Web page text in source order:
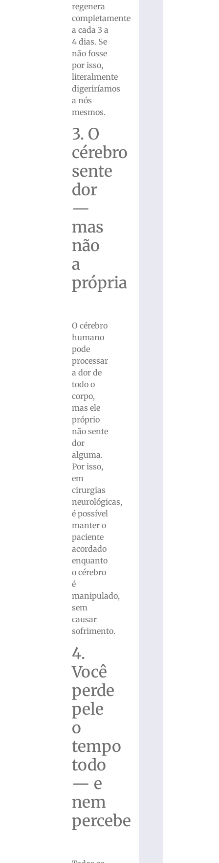
regenera
completamente
a cada 3 a
4 dias. Se
não fosse
por isso,
literalmente
digeriríamos
a nós
mesmos.
3. O
cérebro
sente
dor
—
mas
não
a
própria
O cérebro
humano
pode
processar
a dor de
todo o
corpo,
mas ele
próprio
não sente
dor
alguma.
Por isso,
em
cirurgias
neurológicas,
é possível
manter o
paciente
acordado
enquanto
o cérebro
é
manipulado,
sem
causar
sofrimento.
4.
Você
perde
pele
o
tempo
todo
— e
nem
percebe